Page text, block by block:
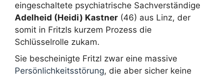
eingeschaltete psychiatrische Sachverständige
Adelheid (Heidi) Kastner (46) aus Linz, der
somit in Fritzls kurzem Prozess die
Schlüsselrolle zukam.
Sie bescheinigte Fritzl zwar eine massive
Persönlichkeitsstörung, die aber sicher keine